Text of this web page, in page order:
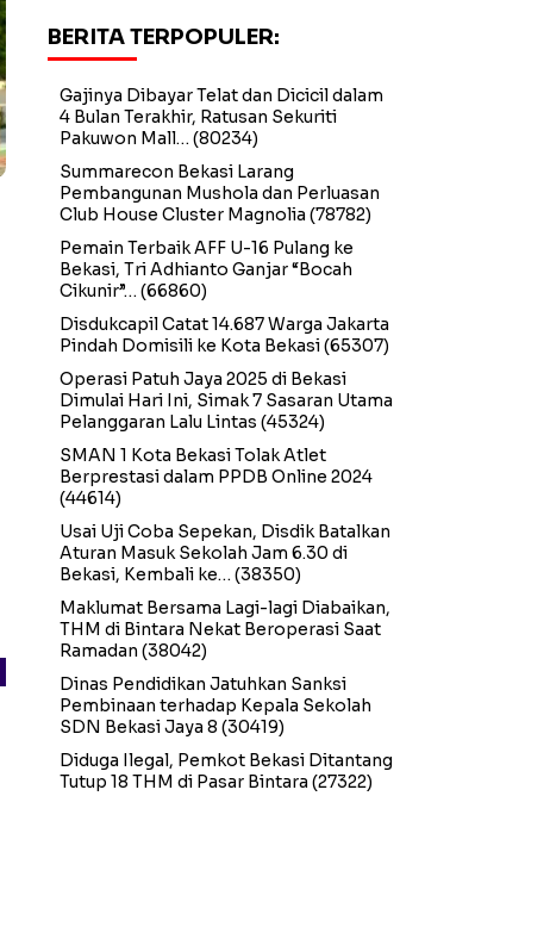
BERITA TERPOPULER:
Gajinya Dibayar Telat dan Dicicil dalam
4 Bulan Terakhir, Ratusan Sekuriti
Pakuwon Mall… (80234)
Summarecon Bekasi Larang
Pembangunan Mushola dan Perluasan
Club House Cluster Magnolia (78782)
Pemain Terbaik AFF U-16 Pulang ke
Bekasi, Tri Adhianto Ganjar “Bocah
Cikunir”… (66860)
Disdukcapil Catat 14.687 Warga Jakarta
Pindah Domisili ke Kota Bekasi(65307)
Operasi Patuh Jaya 2025 di Bekasi
Dimulai Hari Ini, Simak 7 Sasaran Utama
Pelanggaran Lalu Lintas (45324)
SMAN 1 Kota Bekasi Tolak Atlet
Berprestasi dalam PPDB Online 2024
(44614)
Usai Uji Coba Sepekan, Disdik Batalkan
Aturan Masuk Sekolah Jam 6.30 di
Bekasi, Kembali ke… (38350)
Maklumat Bersama Lagi-lagi Diabaikan,
THM di Bintara Nekat Beroperasi Saat
Ramadan (38042)
Dinas Pendidikan Jatuhkan Sanksi
Pembinaan terhadap Kepala Sekolah
SDN Bekasi Jaya 8 (30419)
Diduga Ilegal, Pemkot Bekasi Ditantang
Tutup 18 THM di Pasar Bintara (27322)